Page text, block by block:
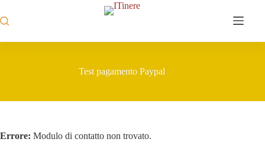
al
contenuto
Test pagamento Paypal
Errore: Modulo di contatto non trovato.